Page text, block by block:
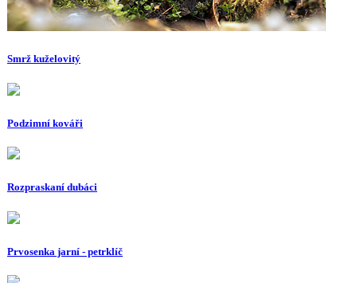
Smrž kuželovitý
Podzimní kováři
Rozpraskaní dubáci
Prvosenka jarní - petrklíč